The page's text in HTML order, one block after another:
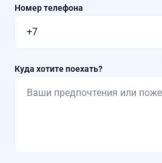
Номер телефона
Куда хотите поехать?